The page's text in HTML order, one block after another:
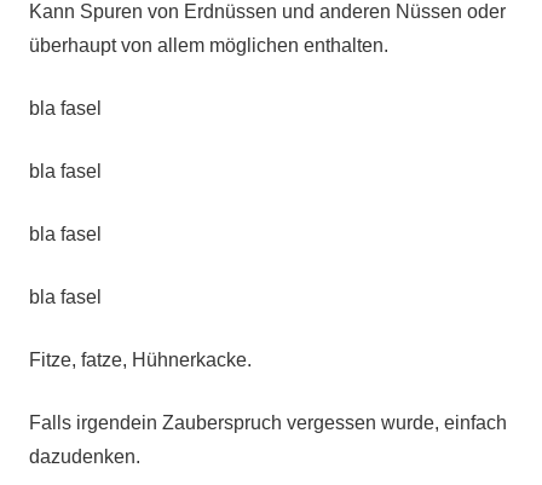
Kann Spuren von Erdnüssen und anderen Nüssen oder
überhaupt von allem möglichen enthalten.
bla fasel
bla fasel
bla fasel
bla fasel
Fitze, fatze, Hühnerkacke.
Falls irgendein Zauberspruch vergessen wurde, einfach
dazudenken.